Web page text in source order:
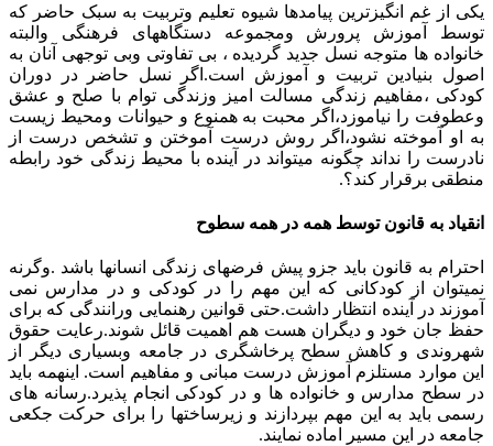
یکی از غم انگیزترین پیامدها شیوه تعلیم وتربیت به سبک حاضر که
توسط آموزش پرورش ومجموعه دستگاههای فرهنگی والبته
خانواده ها متوجه نسل جدید گردیده ، بی تفاوتی وبی توجهی آنان به
اصول بنیادین تربیت و آموزش است.اگر نسل حاضر در دوران
کودکی ،مفاهیم زندگی مسالت امیز وزندگی توام با صلح و عشق
وعطوفت را نیاموزد،اگر محبت به همنوع و حیوانات ومحیط زیست
به او آموخته نشود،اگر روش درست آموختن و تشخص درست از
نادرست را نداند چگونه میتواند در آینده با محیط زندگی خود رابطه
منطقی برقرار کند؟.
انقیاد به قانون توسط همه در همه سطوح
احترام به قانون باید جزو پیش فرضهای زندگی انسانها باشد .وگرنه
نمیتوان از کودکانی که این مهم را در کودکی و در مدارس نمی
آموزند در آینده انتظار داشت.حتی قوانین رهنمایی ورانندگی که برای
حفظ جان خود و دیگران هست هم اهمیت قائل شوند.رعایت حقوق
شهروندی و کاهش سطح پرخاشگری در جامعه وبسیاری دیگر از
این موارد مستلزم آموزش درست مبانی و مفاهیم است. اینهمه باید
در سطح مدارس و خانواده ها و در کودکی انجام پذیرد.رسانه های
رسمی باید به این مهم بپردازند و زیرساختها را برای حرکت جکعی
جامعه در این مسیر اماده نمایند.